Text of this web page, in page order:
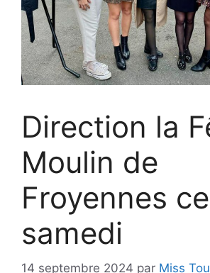
Direction la
Moulin de
Froyennes ce
samedi
14 septembre 2024 par Miss